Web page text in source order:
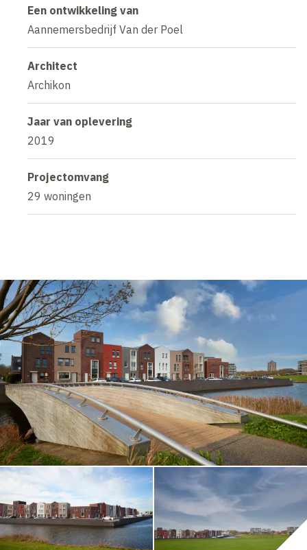
Een ontwikkeling van
Aannemersbedrijf Van der Poel
Architect
Archikon
Jaar van oplevering
2019
Projectomvang
29 woningen